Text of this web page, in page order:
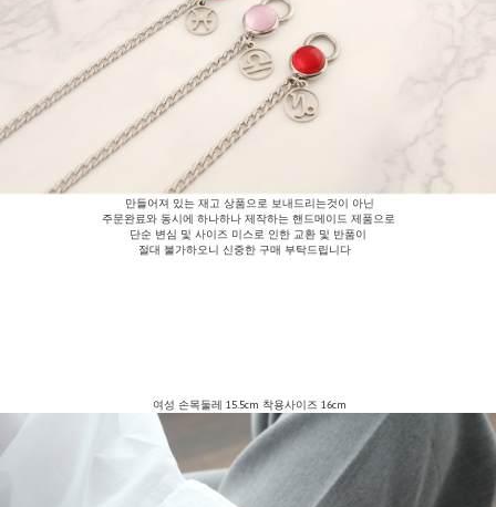
만들어져 있는 재고 상품으로 보내드리는것이 아닌
주문완료와 동시에 하나하나 제작하는 핸드메이드 제품으로
단순 변심 및 사이즈 미스로 인한 교환 및 반품이
절대 불가하오니 신중한 구매 부탁드립니다
여성 손목둘레 15.5cm 착용사이즈 16cm